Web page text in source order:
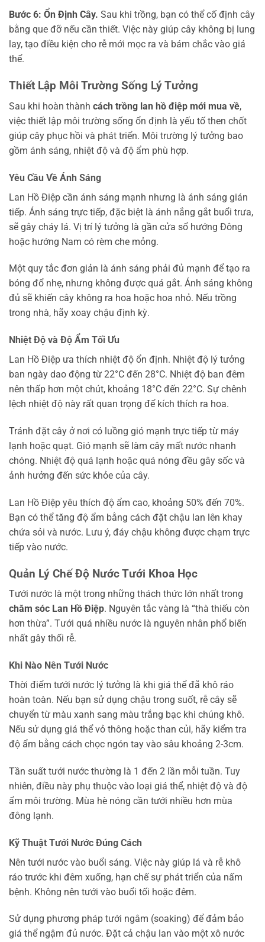
Bước 6: Ổn Định Cây. Sau khi trồng, bạn có thể cố định cây
bằng que đỡ nếu cần thiết. Việc này giúp cây không bị lung
lay, tạo điều kiện cho rễ mới mọc ra và bám chắc vào giá
thể.
Thiết Lập Môi Trường Sống Lý Tưởng
Sau khi hoàn thành cách trồng lan hồ điệp mới mua về,
việc thiết lập môi trường sống ổn định là yếu tố then chốt
giúp cây phục hồi và phát triển. Môi trường lý tưởng bao
gồm ánh sáng, nhiệt độ và độ ẩm phù hợp.
Yêu Cầu Về Ánh Sáng
Lan Hồ Điệp cần ánh sáng mạnh nhưng là ánh sáng gián
tiếp. Ánh sáng trực tiếp, đặc biệt là ánh nắng gắt buổi trưa,
sẽ gây cháy lá. Vị trí lý tưởng là gần cửa sổ hướng Đông
hoặc hướng Nam có rèm che mỏng.
Một quy tắc đơn giản là ánh sáng phải đủ mạnh để tạo ra
bóng đổ nhẹ, nhưng không được quá gắt. Ánh sáng không
đủ sẽ khiến cây không ra hoa hoặc hoa nhỏ. Nếu trồng
trong nhà, hãy xoay chậu định kỳ.
Nhiệt Độ và Độ Ẩm Tối Ưu
Lan Hồ Điệp ưa thích nhiệt độ ổn định. Nhiệt độ lý tưởng
ban ngày dao động từ 22°C đến 28°C. Nhiệt độ ban đêm
nên thấp hơn một chút, khoảng 18°C đến 22°C. Sự chênh
lệch nhiệt độ này rất quan trọng để kích thích ra hoa.
Tránh đặt cây ở nơi có luồng gió mạnh trực tiếp từ máy
lạnh hoặc quạt. Gió mạnh sẽ làm cây mất nước nhanh
chóng. Nhiệt độ quá lạnh hoặc quá nóng đều gây sốc và
ảnh hưởng đến sức khỏe của cây.
Lan Hồ Điệp yêu thích độ ẩm cao, khoảng 50% đến 70%.
Bạn có thể tăng độ ẩm bằng cách đặt chậu lan lên khay
chứa sỏi và nước. Lưu ý, đáy chậu không được chạm trực
tiếp vào nước.
Quản Lý Chế Độ Nước Tưới Khoa Học
Tưới nước là một trong những thách thức lớn nhất trong
chăm sóc Lan Hồ Điệp. Nguyên tắc vàng là “thà thiếu còn
hơn thừa”. Tưới quá nhiều nước là nguyên nhân phổ biến
nhất gây thối rễ.
Khi Nào Nên Tưới Nước
Thời điểm tưới nước lý tưởng là khi giá thể đã khô ráo
hoàn toàn. Nếu bạn sử dụng chậu trong suốt, rễ cây sẽ
chuyển từ màu xanh sang màu trắng bạc khi chúng khô.
Nếu sử dụng giá thể vỏ thông hoặc than củi, hãy kiểm tra
độ ẩm bằng cách chọc ngón tay vào sâu khoảng 2-3cm.
Tần suất tưới nước thường là 1 đến 2 lần mỗi tuần. Tuy
nhiên, điều này phụ thuộc vào loại giá thể, nhiệt độ và độ
ẩm môi trường. Mùa hè nóng cần tưới nhiều hơn mùa
đông lạnh.
Kỹ Thuật Tưới Nước Đúng Cách
Nên tưới nước vào buổi sáng. Việc này giúp lá và rễ khô
ráo trước khi đêm xuống, hạn chế sự phát triển của nấm
bệnh. Không nên tưới vào buổi tối hoặc đêm.
Sử dụng phương pháp tưới ngâm (soaking) để đảm bảo
giá thể ngậm đủ nước. Đặt cả chậu lan vào một xô nước